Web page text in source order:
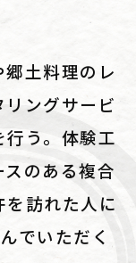
土料理のレ
ングサービ
う。体験工
のある複合
訪れた人に
でいただく